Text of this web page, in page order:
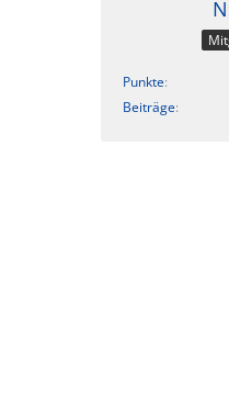
Punkte
Beiträge